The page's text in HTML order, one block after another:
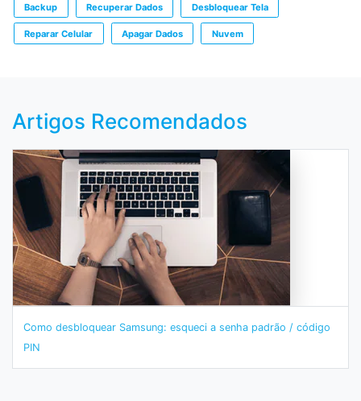
Backup Recuperar Dados Desbloquear Tela
Reparar Celular Apagar Dados Nuvem
Artigos Recomendados
Como desbloquear Samsung: esqueci a senha padrão / código
PIN